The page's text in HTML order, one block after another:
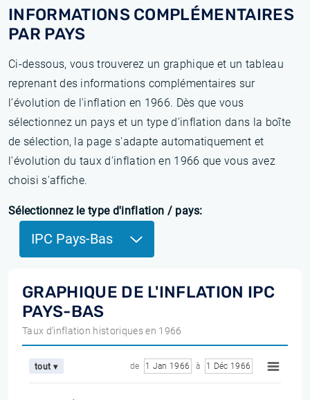
INFORMATIONS COMPLÉMENTAIRES
PAR PAYS
Ci-dessous, vous trouverez un graphique et un tableau
reprenant des informations complémentaires sur
l’évolution de l'inflation en 1966. Dès que vous
sélectionnez un pays et un type d'inflation dans la boîte
de sélection, la page s'adapte automatiquement et
l'évolution du taux d'inflation en 1966 que vous avez
choisi s'affiche.
Sélectionnez le type d'inflation / pays:
IPC Pays-Bas
GRAPHIQUE DE L'INFLATION IPC
PAYS-BAS
Taux d'inflation historiques en 1966
tout ▾ de 1 Jan 1966 à 1 Déc 1966